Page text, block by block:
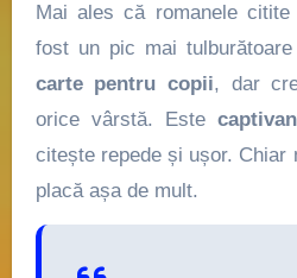
Mai ales că romanele
fost un pic mai
carte pentru copii, dar
orice vârstă. Este
citește repede și ușor. Chiar
placă așa de mult.